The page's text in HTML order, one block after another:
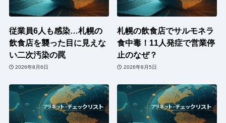
従業員6人も感染…札幌の
飲食店を襲った目に見えな
い二次汚染の罠
2026年8月6日
札幌の飲食店でサルモネラ
食中毒！11人発症で営業停
止のなぜ？
2026年8月5日